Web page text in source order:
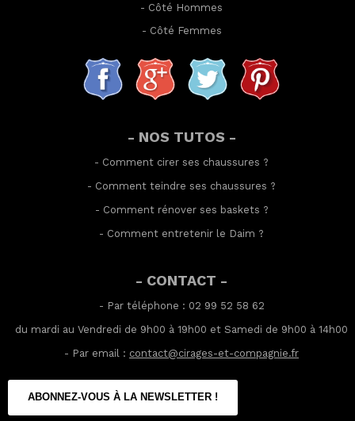
- Côté Hommes
- Côté Femmes
- NOS TUTOS -
- Comment cirer ses chaussures ?
- Comment teindre ses chaussures ?
- Comment rénover ses baskets ?
- Comment entretenir le Daim ?
- CONTACT -
- Par téléphone : 02 99 52 58 62
du mardi au Vendredi de 9h00 à 19h00 et Samedi de 9h00 à 14h00
- Par email : contact@cirages-et-compagnie.fr
ABONNEZ-VOUS À LA NEWSLETTER !